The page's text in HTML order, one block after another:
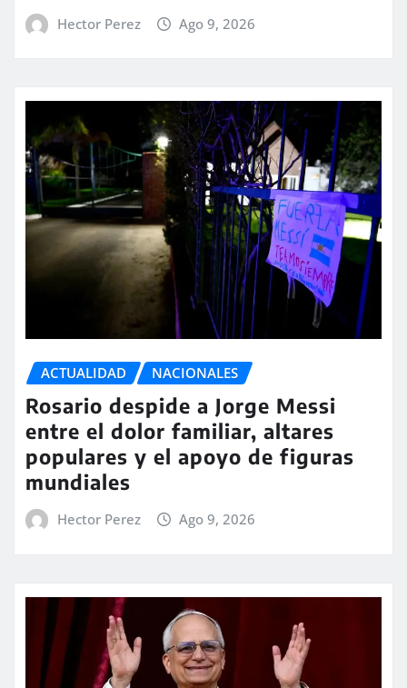
Hector Perez Ago 9, 2026
ACTUALIDAD NACIONALES
Rosario despide a Jorge Messi
entre el dolor familiar, altares
populares y el apoyo de figuras
mundiales
Hector Perez Ago 9, 2026